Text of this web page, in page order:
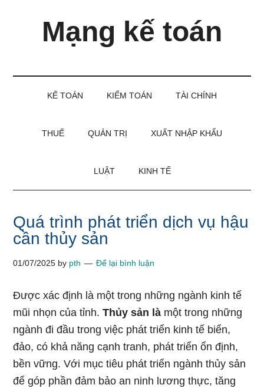
Mạng kế toán
KẾ TOÁN KIỂM TOÁN TÀI CHÍNH
THUẾ QUẢN TRỊ XUẤT NHẬP KHẨU
LUẬT KINH TẾ
Quá trình phát triển dịch vụ hậu
cần thủy sản
01/07/2025 by pth Để lại bình luận
Được xác định là một trong những ngành kinh tế
mũi nhọn của tỉnh.Thủy sản là một trong những
ngành đi đầu trong việc phát triển kinh tế biển,
đảo, có khả năng cạnh tranh, phát triển ổn định,
bền vững. Với mục tiêu phát triển ngành thủy sản
để góp phần đảm bảo an ninh lương thực, tăng